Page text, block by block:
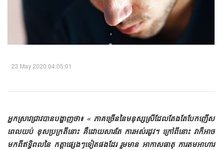
23 May 2020 04:05:01
អ្នកស្រាវជ្រាវបានបង្ហាញថា៖ « ភាគច្រើននៃមនុស្សស្រីដែលតែងតែបែកញើស
ពេលយប់ ខុសប្រក្រតីនោះ គឺដោយសារតែ ការអស់រដូវ។ ក្រៅពីនោះ វាក៏អាច
មកពីឥទ្ធិពលនៃ កត្តាផ្សេងៗទៀតផងដែរ រួមមាន អាកាសធាតុ ការតមអាហារ